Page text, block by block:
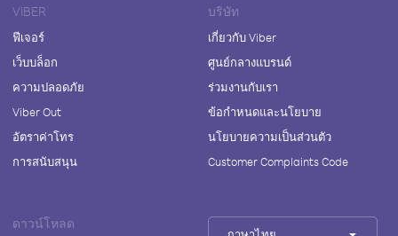
VIBER
ฟีเจอร์
เว็บบล็อก
ความปลอดภัย
Viber Out
อัตราค่าโทร
การสนับสนุน
บริษัท
เกี่ยวกับ Viber
ศูนย์กลางแบรนด์
ร่วมงานกับเรา
ข้อกำหนดและนโยบาย
นโยบายความเป็นส่วนตัว
Customer Complaints Code
ดาวน์โหลด